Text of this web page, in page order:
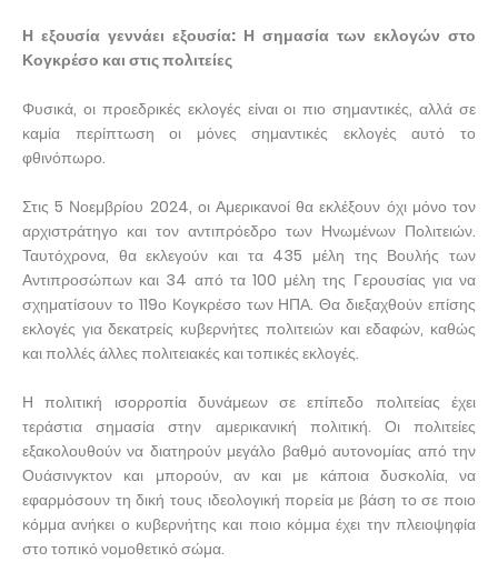
Η εξουσία γεννάει εξουσία: Η σημασία των εκλογών στο
Κογκρέσο και στις πολιτείες
Φυσικά, οι προεδρικές εκλογές είναι οι πιο σημαντικές, αλλά σε
καμία περίπτωση οι μόνες σημαντικές εκλογές αυτό το
φθινόπωρο.
Στις 5 Νοεμβρίου 2024, οι Αμερικανοί θα εκλέξουν όχι μόνο τον
αρχιστράτηγο και τον αντιπρόεδρο των Ηνωμένων Πολιτειών.
Ταυτόχρονα, θα εκλεγούν και τα 435 μέλη της Βουλής των
Αντιπροσώπων και 34 από τα 100 μέλη της Γερουσίας για να
σχηματίσουν το 119ο Κογκρέσο των ΗΠΑ. Θα διεξαχθούν επίσης
εκλογές για δεκατρείς κυβερνήτες πολιτειών και εδαφών, καθώς
και πολλές άλλες πολιτειακές και τοπικές εκλογές.
Η πολιτική ισορροπία δυνάμεων σε επίπεδο πολιτείας έχει
τεράστια σημασία στην αμερικανική πολιτική. Οι πολιτείες
εξακολουθούν να διατηρούν μεγάλο βαθμό αυτονομίας από την
Ουάσινγκτον και μπορούν, αν και με κάποια δυσκολία, να
εφαρμόσουν τη δική τους ιδεολογική πορεία με βάση το σε ποιο
κόμμα ανήκει ο κυβερνήτης και ποιο κόμμα έχει την πλειοψηφία
στο τοπικό νομοθετικό σώμα.